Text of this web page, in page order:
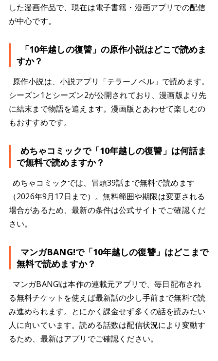
した漫画作品で、現在は電子書籍・漫画アプリでの配信
が中心です。
「10年越しの復讐」の原作小説はどこで読めま
すか？
原作小説は、小説アプリ「テラーノベル」で読めます。
シーズン1とシーズン2が公開されており、漫画版より先
に結末まで物語を追えます。漫画版とあわせて楽しむの
もおすすめです。
めちゃコミックで「10年越しの復讐」は何話ま
で無料で読めますか？
めちゃコミックでは、冒頭39話まで無料で読めます
（2026年9月17日まで）。無料範囲や期限は変更される
場合があるため、最新の条件は公式サイトでご確認くだ
さい。
マンガBANG!で「10年越しの復讐」はどこまで
無料で読めますか？
マンガBANG!は本作の連載元アプリで、毎日配布され
る無料チケットを使えば最新話の少し手前まで無料で読
み進められます。とにかく課金せず多くの話を読みたい
人に向いています。読める話数は配信状況により変動す
るため、最新はアプリでご確認ください。